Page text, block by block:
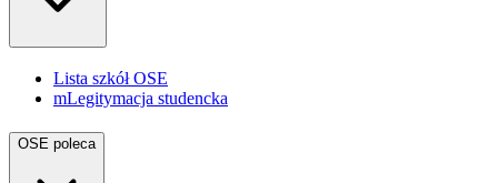
Lista szkół OSE
mLegitymacja studencka
OSE poleca